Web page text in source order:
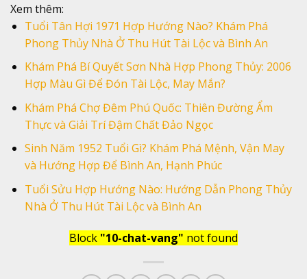
Xem thêm:
Tuổi Tân Hợi 1971 Hợp Hướng Nào? Khám Phá
Phong Thủy Nhà Ở Thu Hút Tài Lộc và Bình An
Khám Phá Bí Quyết Sơn Nhà Hợp Phong Thủy: 2006
Hợp Màu Gì Để Đón Tài Lộc, May Mắn?
Khám Phá Chợ Đêm Phú Quốc: Thiên Đường Ẩm
Thực và Giải Trí Đậm Chất Đảo Ngọc
Sinh Năm 1952 Tuổi Gì? Khám Phá Mệnh, Vận May
và Hướng Hợp Để Bình An, Hạnh Phúc
Tuổi Sửu Hợp Hướng Nào: Hướng Dẫn Phong Thủy
Nhà Ở Thu Hút Tài Lộc và Bình An
Block "10-chat-vang" not found